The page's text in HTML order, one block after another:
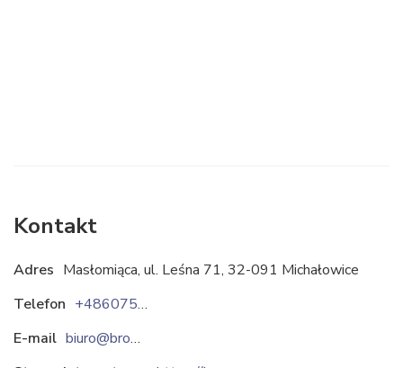
Kontakt
Adres Masłomiąca, ul. Leśna 71, 32-091 Michałowice
Telefon
+48607557913
E-mail
biuro@bromaz.pl